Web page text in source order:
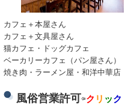
カフェ＋本屋さん
カフェ＋文具屋さん
猫カフェ・ドッグカフェ
ベーカリーカフェ（パン屋さん）
焼き肉・ラーメン屋・和洋中華店
風俗営業許可⇦ク リ ック